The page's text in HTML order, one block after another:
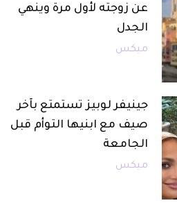
عن زوجته لأول مرة وينهي
الجدل
ميكس
جينيفر لوبيز تستمتع بآخر
صيف مع ابنيها التوأم قبل
الجامعة
ميكس